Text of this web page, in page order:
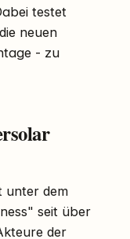
testet
neuen
- zu
unter dem
seit über
der